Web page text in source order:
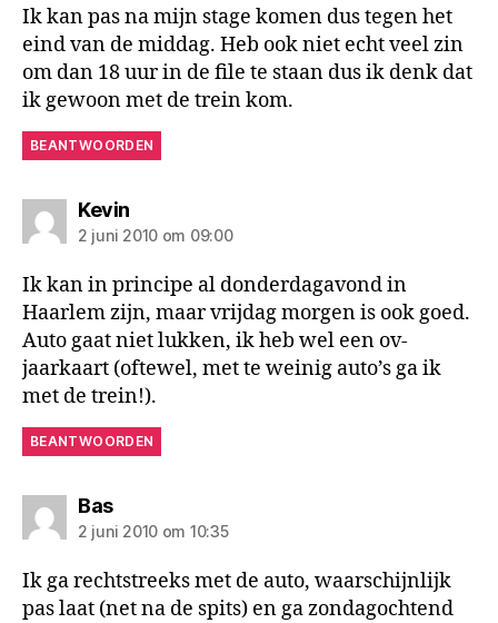
Ik kan pas na mijn stage komen dus tegen het
eind van de middag. Heb ook niet echt veel zin
om dan 18 uur in de file te staan dus ik denk dat
ik gewoon met de trein kom.
BEANTWOORDEN
Kevinzegt:
2 juni 2010 om 09:00
Ik kan in principe al donderdagavond in
Haarlem zijn, maar vrijdag morgen is ook goed.
Auto gaat niet lukken, ik heb wel een ov-
jaarkaart (oftewel, met te weinig auto’s ga ik
met de trein!).
BEANTWOORDEN
Baszegt:
2 juni 2010 om 10:35
Ik ga rechtstreeks met de auto, waarschijnlijk
pas laat (net na de spits) en ga zondagochtend